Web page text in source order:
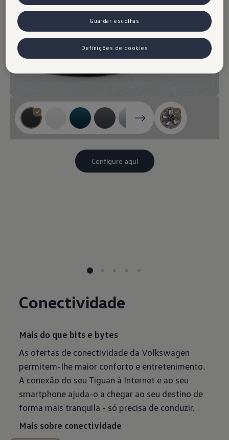
Conectividade
Mais do que bits e bytes
As ofertas de conectividade da Volkswagen
permitem-lhe maior conforto e entretenimento.
A conexão do seu Tiguan à Internet e ao seu
smartphone ajuda-o a chegar ao seu destino de
forma mais tranquila - só precisa de conduzir.
Mais sobre conectividade
Guardar escolhas
Definições de cookies